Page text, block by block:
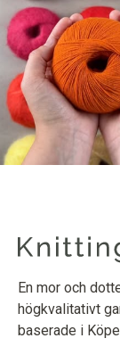
En mor och
högkvalitativt
baserade i